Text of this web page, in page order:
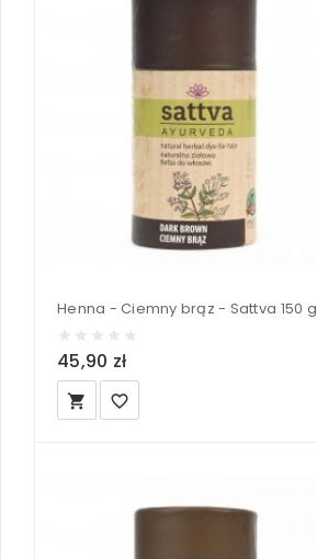
Henna - Ciemny brąz - Sattva 150 g
45,90 zł
local_grocery_store favorite_border